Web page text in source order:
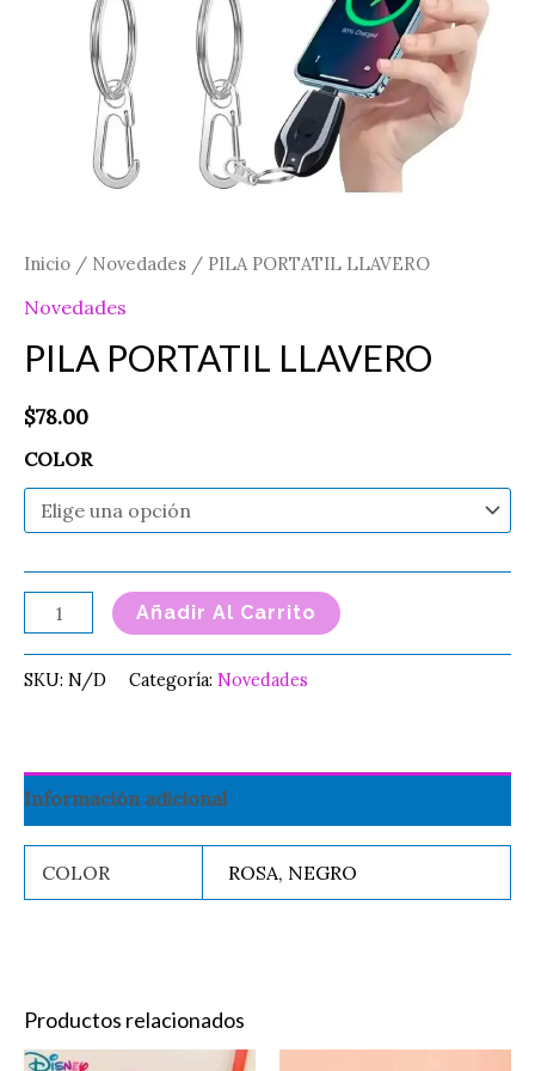
Inicio / Novedades / PILA PORTATIL LLAVERO
Novedades
PILA PORTATIL LLAVERO
$78.00
COLOR
Añadir Al Carrito
SKU: N/D Categoría: Novedades
Información adicional
COLOR ROSA, NEGRO
Productos relacionados
Original